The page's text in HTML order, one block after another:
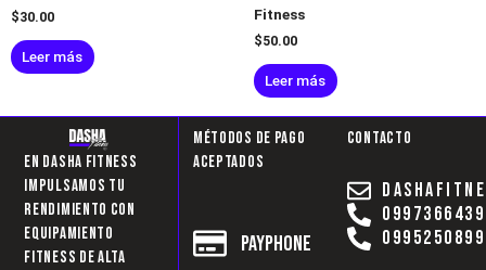
$30.00
Leer más
Fitness
$50.00
Leer más
En Dasha Fitness
impulsamos tu
rendimiento con
equipamiento
fitness de alta
Métodos de pago
aceptados
Payphone
Contacto
0997366439
0995250899